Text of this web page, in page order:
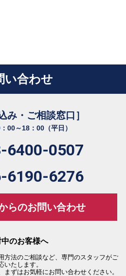
い合わせ
み・ご相談窓口］
00～18：00（平日）
6400-0507
6190-6276
らのお問い合わせ
のお客様へ
方法のご相談など、専門のスタッフがご
いたします。
まずはお気軽にお問い合わせください。